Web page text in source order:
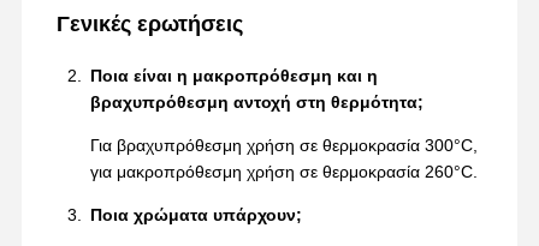
Γενικές ερωτήσεις
Ποια είναι η μακροπρόθεσμη και η
βραχυπρόθεσμη αντοχή στη θερμότητα;
Για βραχυπρόθεσμη χρήση σε θερμοκρασία 300°C,
για μακροπρόθεσμη χρήση σε θερμοκρασία 260°C.
Ποια χρώματα υπάρχουν;